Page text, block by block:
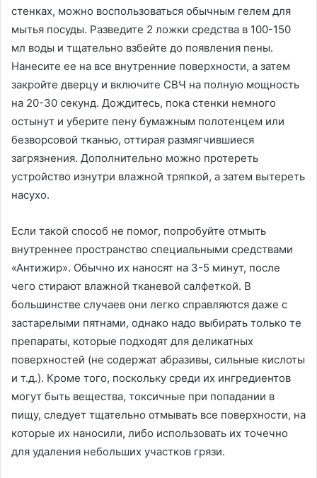
стенках, можно воспользоваться обычным гелем для
мытья посуды. Разведите 2 ложки средства в 100-150
мл воды и тщательно взбейте до появления пены.
Нанесите ее на все внутренние поверхности, а затем
закройте дверцу и включите СВЧ на полную мощность
на 20-30 секунд. Дождитесь, пока стенки немного
остынут и уберите пену бумажным полотенцем или
безворсовой тканью, оттирая размягчившиеся
загрязнения. Дополнительно можно протереть
устройство изнутри влажной тряпкой, а затем вытереть
насухо.
Если такой способ не помог, попробуйте отмыть
внутреннее пространство специальными средствами
«Антижир». Обычно их наносят на 3-5 минут, после
чего стирают влажной тканевой салфеткой. В
большинстве случаев они легко справляются даже с
застарелыми пятнами, однако надо выбирать только те
препараты, которые подходят для деликатных
поверхностей (не содержат абразивы, сильные кислоты
и т.д.). Кроме того, поскольку среди их ингредиентов
могут быть вещества, токсичные при попадании в
пищу, следует тщательно отмывать все поверхности, на
которые их наносили, либо использовать их точечно
для удаления небольших участков грязи.